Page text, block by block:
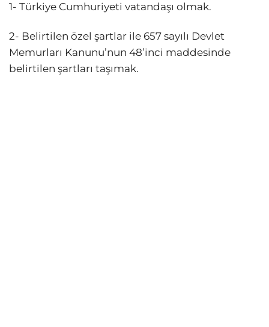
1- Türkiye Cumhuriyeti vatandaşı olmak.
2- Belirtilen özel şartlar ile 657 sayılı Devlet
Memurları Kanunu’nun 48’inci maddesinde
belirtilen şartları taşımak.